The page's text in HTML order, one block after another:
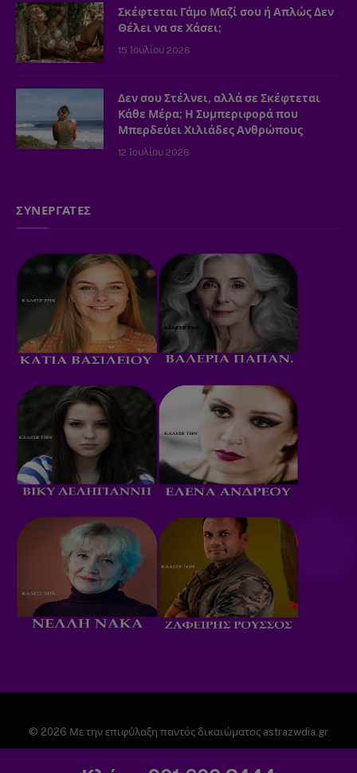
Σκέφτεται Γάμο Μαζί σου ή Απλώς Δεν
Θέλει να σε Χάσει;
15 Ιουλίου 2026
Δεν σου Στέλνει, αλλά σε Σκέφτεται
Κάθε Μέρα; Η Συμπεριφορά που
Μπερδεύει Χιλιάδες Ανθρώπους
12 Ιουλίου 2026
ΣΥΝΕΡΓΑΤΕΣ
© 2026 Με την επιφύλαξη παντός δικαιώματος astrazwdia.gr